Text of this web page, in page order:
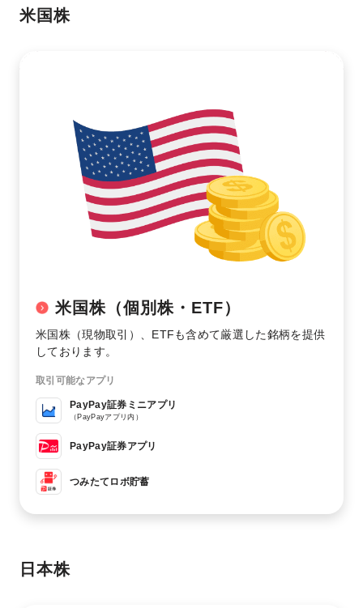
米国株
米国株（個別株・ETF）
米国株（現物取引）、ETFも含めて厳選した銘柄を提供
しております。
取引可能なアプリ
PayPay証券ミニアプリ
（PayPayアプリ内）
PayPay証券アプリ
つみたてロボ貯蓄
日本株